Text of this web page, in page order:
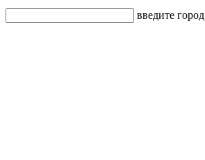
введите город